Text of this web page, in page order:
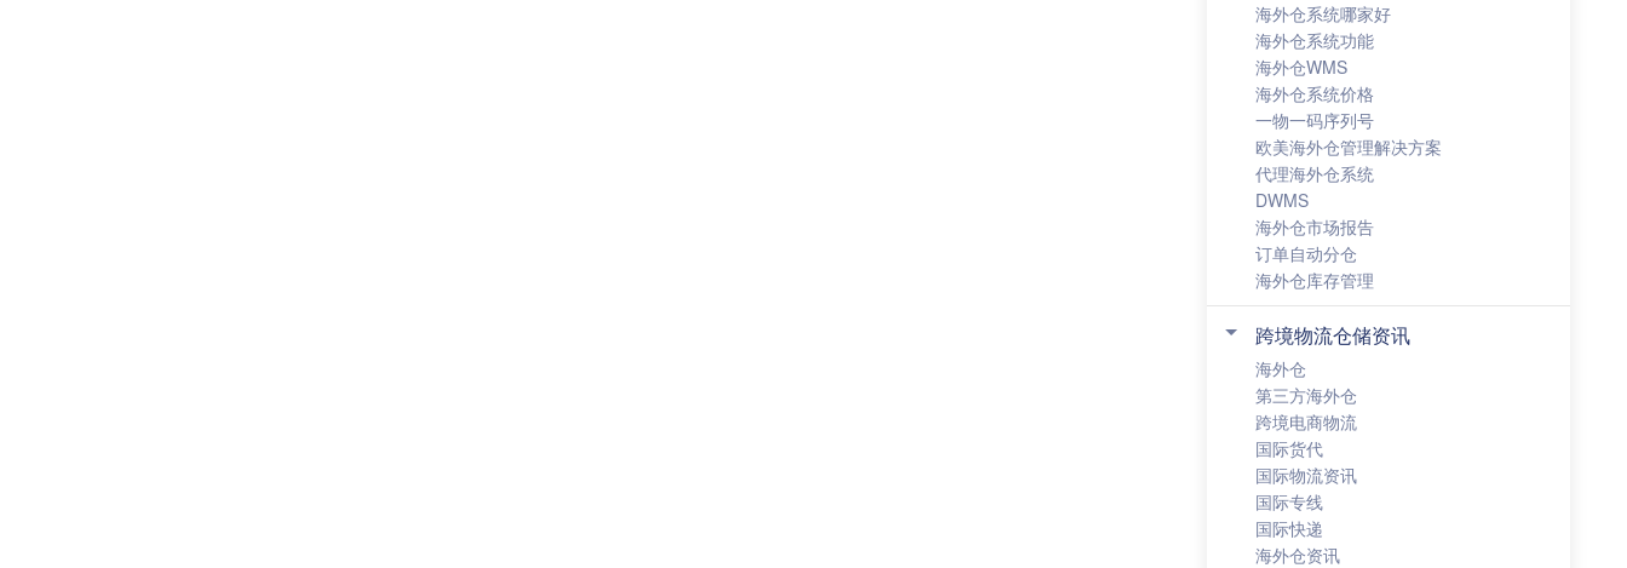
海外仓系统哪家好
海外仓系统功能
海外仓WMS
海外仓系统价格
一物一码序列号
欧美海外仓管理解决方案
代理海外仓系统
DWMS
海外仓市场报告
订单自动分仓
海外仓库存管理
跨境物流仓储资讯
海外仓
第三方海外仓
跨境电商物流
国际货代
国际物流资讯
国际专线
国际快递
海外仓资讯